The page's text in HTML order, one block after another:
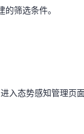
筛选条件。
入态势感知管理页面